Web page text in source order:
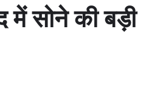
सोने की बड़ी